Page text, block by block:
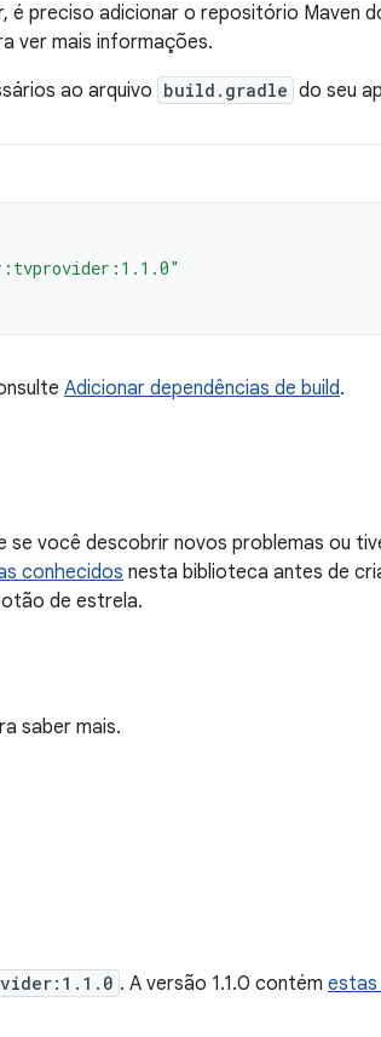
é preciso adicionar o repositório Maven
ver mais informações.
ao arquivo build.gradle do seu
Adicionar dependências de build.
se você descobrir novos problemas ou
conhecidos nesta biblioteca antes de
de estrela.
saber mais.
. A versão 1.1.0 contém estas